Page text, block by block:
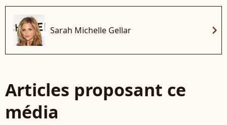
Sarah Michelle Gellar chevron_right
Articles proposant ce
média